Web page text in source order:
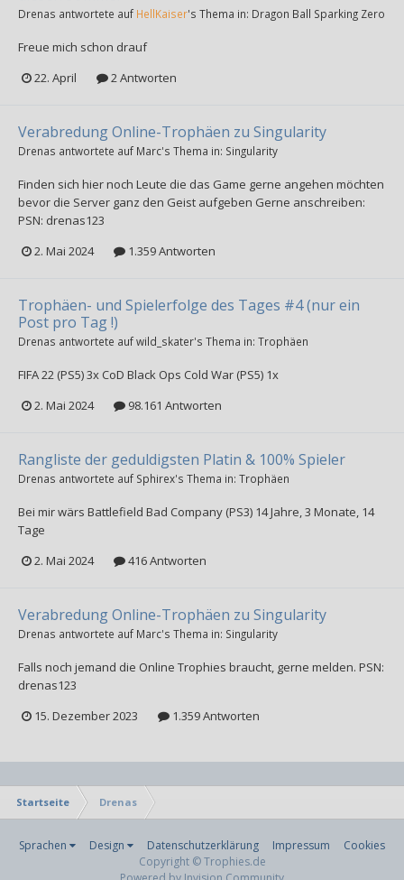
Drenas antwortete auf HellKaiser's Thema in: Dragon Ball Sparking Zero
Freue mich schon drauf
22. April
2 Antworten
Verabredung Online-Trophäen zu Singularity
Drenas antwortete auf Marc's Thema in: Singularity
Finden sich hier noch Leute die das Game gerne angehen möchten
bevor die Server ganz den Geist aufgeben Gerne anschreiben:
PSN: drenas123
2. Mai 2024
1.359 Antworten
Trophäen- und Spielerfolge des Tages #4 (nur ein
Post pro Tag !)
Drenas antwortete aufwild_skater's Thema in: Trophäen
FIFA 22 (PS5) 3x CoD Black Ops Cold War (PS5) 1x
2. Mai 2024
98.161 Antworten
Rangliste der geduldigsten Platin & 100% Spieler
Drenas antwortete auf Sphirex's Thema in: Trophäen
Bei mir wärs Battlefield Bad Company (PS3) 14 Jahre, 3 Monate, 14
Tage
2. Mai 2024
416 Antworten
Verabredung Online-Trophäen zu Singularity
Drenas antwortete auf Marc's Thema in: Singularity
Falls noch jemand die Online Trophies braucht, gerne melden. PSN:
drenas123
15. Dezember 2023
1.359 Antworten
Startseite Drenas
Sprachen Design Datenschutzerklärung Impressum
Cookies
Copyright © Trophies.de